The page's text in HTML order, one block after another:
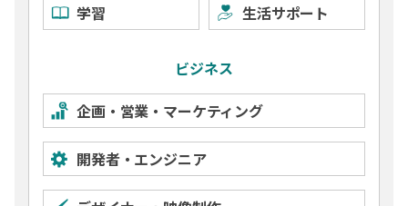
学習 生活サポート
ビジネス
企画・営業・マーケティング
開発者・エンジニア